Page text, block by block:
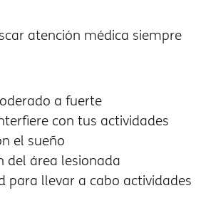
atención médica siempre
a fuerte
con tus actividades
el sueño
del área lesionada
para llevar a cabo actividades